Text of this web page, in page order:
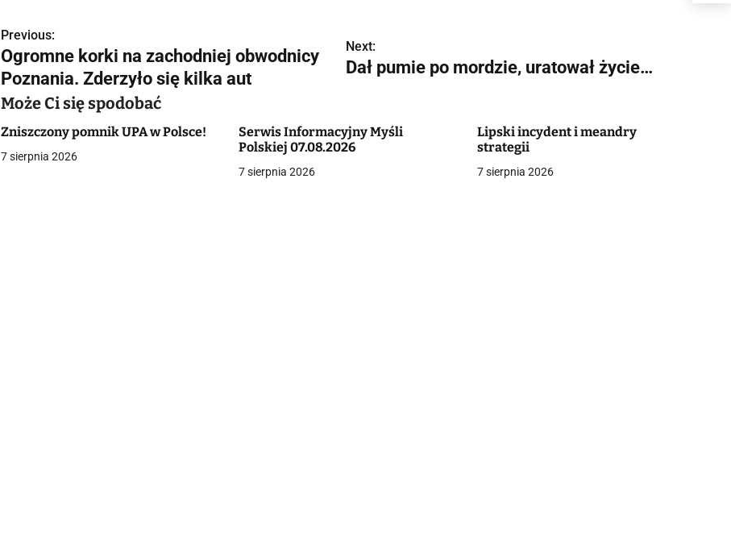
N
a
w
i
g
Previous:
Ogromne korki na zachodniej obwodnicy
Poznania. Zderzyło się kilka aut
Next:
Dał pumie po mordzie, uratował życie…
Może Ci się spodobać
Zniszczony pomnik UPA w Polsce!
7 sierpnia 2026
Serwis Informacyjny Myśli
Polskiej 07.08.2026
7 sierpnia 2026
Lipski incydent i meandry
strategii
7 sierpnia 2026